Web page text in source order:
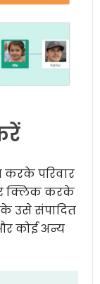
करके परिवार
क्लिक करके
उसे संपादित
कोई अन्य